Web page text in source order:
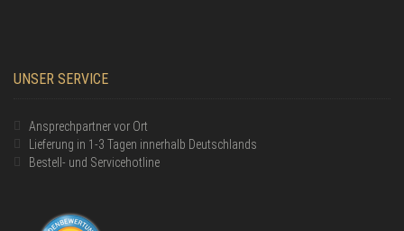
UNSER SERVICE
Ansprechpartner vor Ort
Lieferung in 1-3 Tagen innerhalb Deutschlands
Bestell- und Servicehotline